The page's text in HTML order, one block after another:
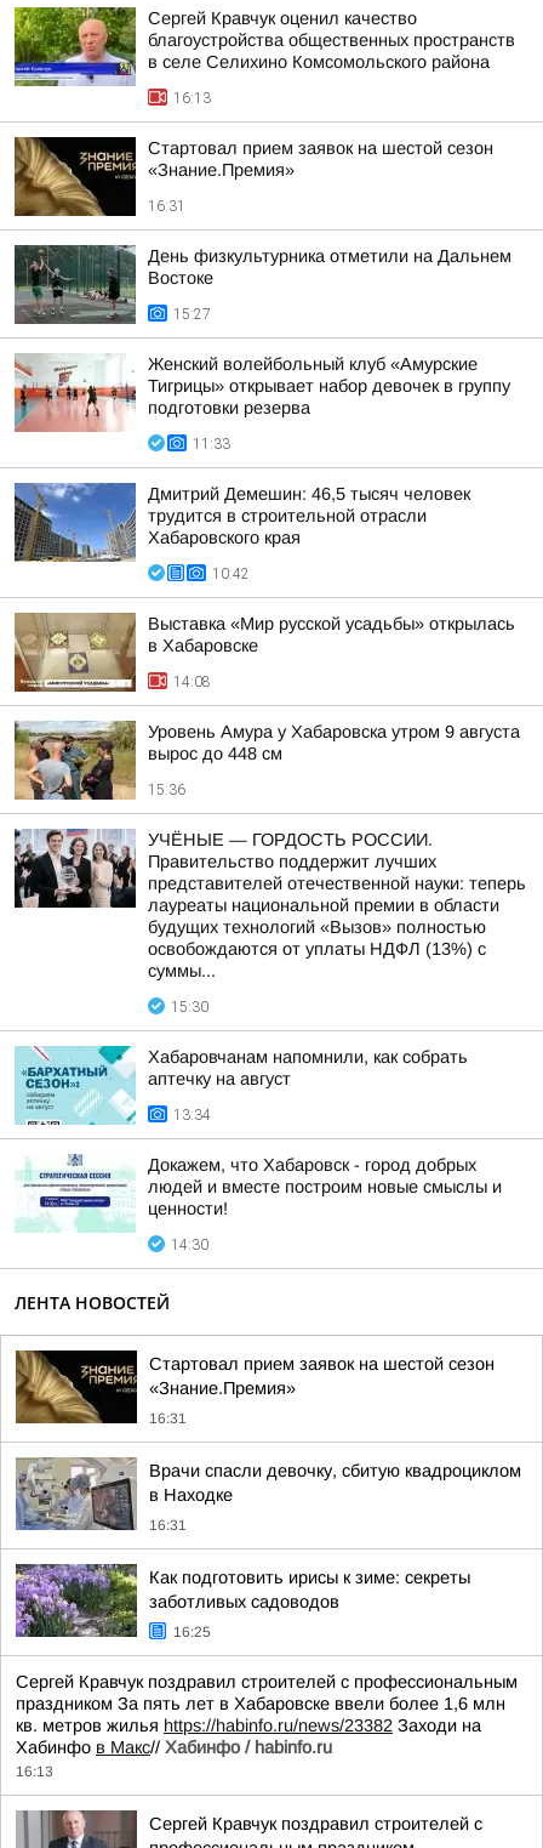
Сергей Кравчук оценил качество
благоустройства общественных пространств
в селе Селихино Комсомольского района
16:13
Стартовал прием заявок на шестой сезон
«Знание.Премия»
16:31
День физкультурника отметили на Дальнем
Востоке
15:27
Женский волейбольный клуб «Амурские
Тигрицы» открывает набор девочек в группу
подготовки резерва
11:33
Дмитрий Демешин: 46,5 тысяч человек
трудится в строительной отрасли
Хабаровского края
10:42
Выставка «Мир русской усадьбы» открылась
в Хабаровске
14:08
Уровень Амура у Хабаровска утром 9 августа
вырос до 448 см
15:36
УЧЁНЫЕ — ГОРДОСТЬ РОССИИ.
Правительство поддержит лучших
представителей отечественной науки: теперь
лауреаты национальной премии в области
будущих технологий «Вызов» полностью
освобождаются от уплаты НДФЛ (13%) с
суммы...
15:30
Хабаровчанам напомнили, как собрать
аптечку на август
13:34
Докажем, что Хабаровск - город добрых
людей и вместе построим новые смыслы и
ценности!
14:30
ЛЕНТА НОВОСТЕЙ
Стартовал прием заявок на шестой сезон
«Знание.Премия»
16:31
Врачи спасли девочку, сбитую квадроциклом
в Находке
16:31
Как подготовить ирисы к зиме: секреты
заботливых садоводов
16:25
Сергей Кравчук поздравил строителей с профессиональным
праздником За пять лет в Хабаровске ввели более 1,6 млн
кв. метров жилья https://habinfo.ru/news/23382 Заходи на
Хабинфо в Макс// Хабинфо / habinfo.ru
16:13
Сергей Кравчук поздравил строителей с